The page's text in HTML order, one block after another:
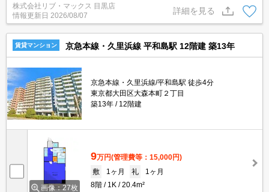
株式会社リブ・マックス 目黒店
情報更新日 2026/08/07
詳細を見る
賃貸マンション 京急本線・久里浜線 平和島駅 12階建 築13年
京急本線・久里浜線/平和島駅 徒歩4分
東京都大田区大森本町２丁目
築13年
12階建
画像：27枚
9万円(管理費等：15,000円)
敷
1ヶ月 礼
1ヶ月
8階
1K 20.4m²